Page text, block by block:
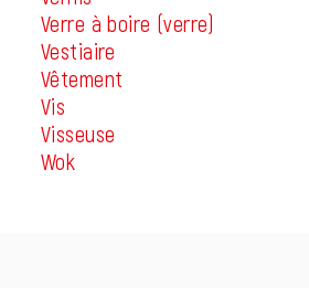
Verre à boire (verre)
Vestiaire
Vêtement
Vis
Visseuse
Wok